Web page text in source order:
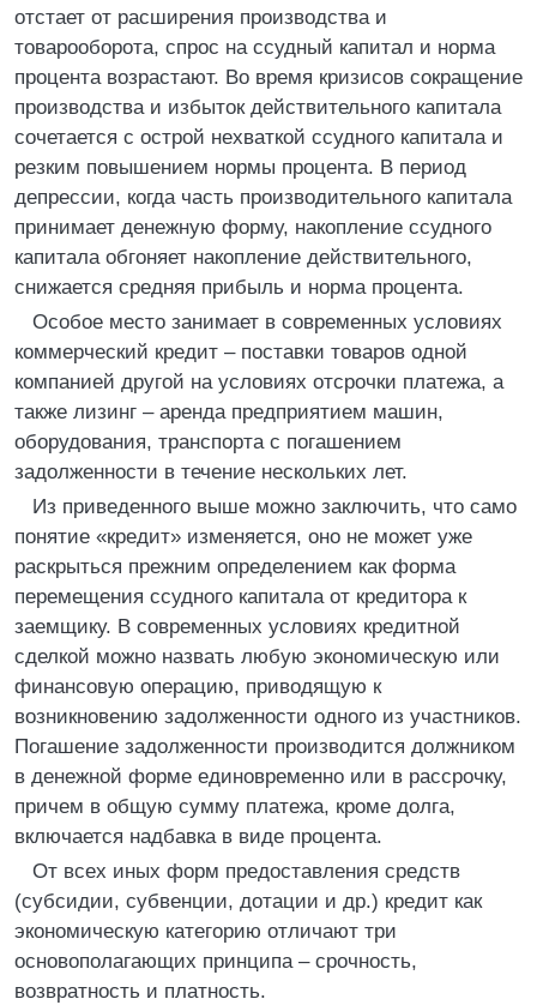
отстает от расширения производства и
товарооборота, спрос на ссудный капитал и норма
процента возрастают. Во время кризисов сокращение
производства и избыток действительного капитала
сочетается с острой нехваткой ссудного капитала и
резким повышением нормы процента. В период
депрессии, когда часть производительного капитала
принимает денежную форму, накопление ссудного
капитала обгоняет накопление действительного,
снижается средняя прибыль и норма процента.
Особое место занимает в современных условиях
коммерческий кредит – поставки товаров одной
компанией другой на условиях отсрочки платежа, а
также лизинг – аренда предприятием машин,
оборудования, транспорта с погашением
задолженности в течение нескольких лет.
Из приведенного выше можно заключить, что само
понятие «кредит» изменяется, оно не может уже
раскрыться прежним определением как форма
перемещения ссудного капитала от кредитора к
заемщику. В современных условиях кредитной
сделкой можно назвать любую экономическую или
финансовую операцию, приводящую к
возникновению задолженности одного из участников.
Погашение задолженности производится должником
в денежной форме единовременно или в рассрочку,
причем в общую сумму платежа, кроме долга,
включается надбавка в виде процента.
От всех иных форм предоставления средств
(субсидии, субвенции, дотации и др.) кредит как
экономическую категорию отличают три
основополагающих принципа – срочность,
возвратность и платность.